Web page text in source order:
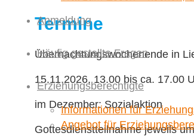
Anmeldung
Häufig gestellte Fragen
Erziehungsberechtigte
Informationen für
Angebot für
Termine
Übernachtungswochenende in
15.11.2026, 13.00 bis ca. 17.00
im Dezember: Sozialaktion
Gottesdienstteilnahme jeweils